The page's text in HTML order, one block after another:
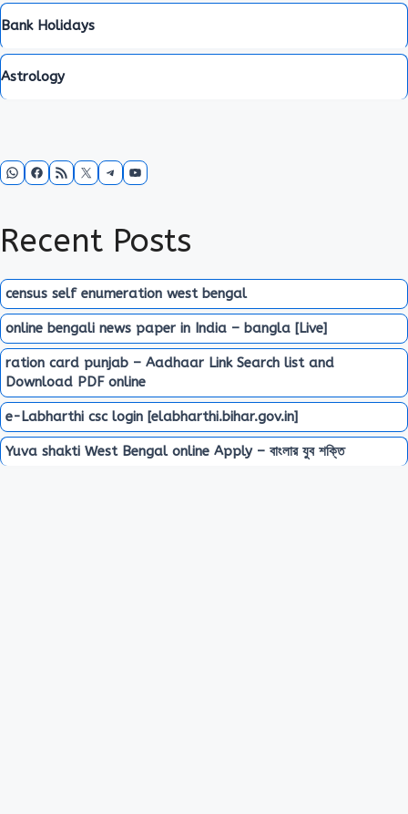
Bank Holidays
Astrology
WhatsApp
Facebook
RSS FeedX Telegram
YouTube
Recent Posts
census self enumeration west bengal
online bengali news paper in India – bangla [Live]
ration card punjab – Aadhaar Link Search list and
Download PDF online
e-Labharthi csc login [elabharthi.bihar.gov.in]
Yuva shakti West Bengal online Apply – বাংলার যুব শক্তি